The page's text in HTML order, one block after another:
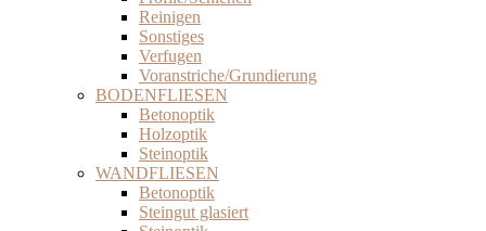
Reinigen
Sonstiges
Verfugen
Voranstriche/Grundierung
BODENFLIESEN
Betonoptik
Holzoptik
Steinoptik
WANDFLIESEN
Betonoptik
Steingut glasiert